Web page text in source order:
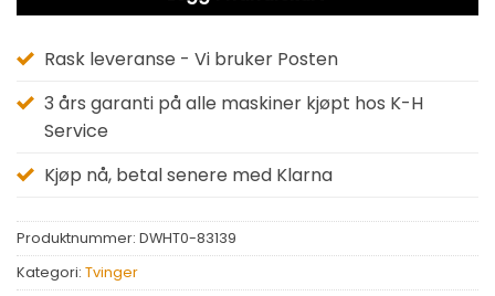
Rask leveranse - Vi bruker Posten
3 års garanti på alle maskiner kjøpt hos K-H
Service
Kjøp nå, betal senere med Klarna
Produktnummer: DWHT0-83139
Kategori: Tvinger